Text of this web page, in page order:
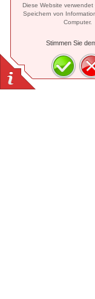
Diese Website verwendet
Speichern von
Computer.
Stimmen Sie